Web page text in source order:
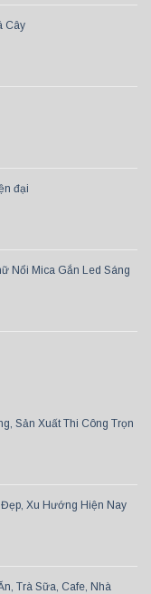
Cây
đại
Nổi Mica Gắn Led Sáng
Sản Xuất Thi Công Trọn
Xu Hướng Hiện Nay
Trà Sữa, Cafe, Nhà